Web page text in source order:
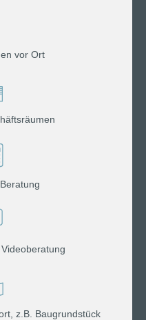
vor Ort
z.B. Baugrundstück